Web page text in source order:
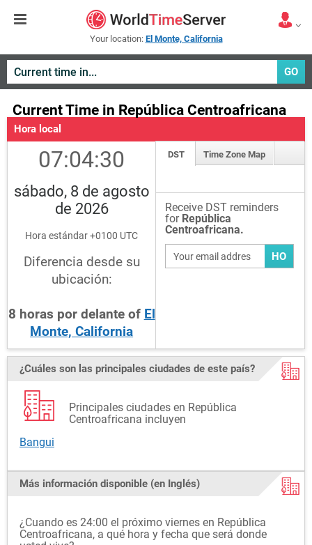
Your location: El Monte, California
GO
Current Time in República Centroafricana
Hora local
07:04:30
sábado, 8 de agosto
de 2026
Hora estándar +0100 UTC
Diferencia desde su
ubicación:
8 horas por delante of El
Monte, California
DST Time Zone Map
Receive DST reminders
for República
Centroafricana.
HO
¿Cuáles son las principales ciudades de este país?
Principales ciudades en República
Centroafricana incluyen
Bangui
Más información disponible (en Inglés)
¿Cuando es 24:00 el próximo viernes en República
Centroafricana, a qué hora y fecha que será donde